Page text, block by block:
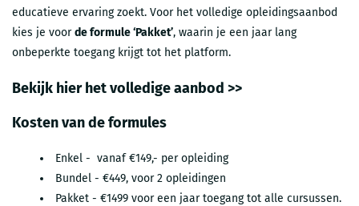
educatieve ervaring zoekt. Voor het volledige opleidingsaanbod
kies je voorde formule ‘Pakket’, waarin je een jaar lang
onbeperkte toegang krijgt tot het platform.
Bekijk hier het volledige aanbod >>
Kosten van de formules
Enkel - vanaf €149,- per opleiding
Bundel - €449, voor 2 opleidingen
Pakket - €1499 voor een jaar toegang tot alle cursussen.